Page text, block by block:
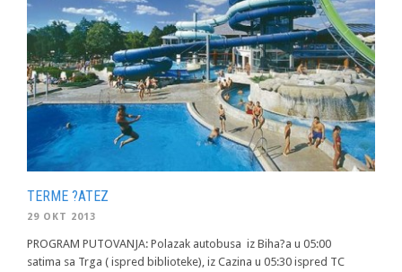
TERME ?ATEZ
29 OKT 2013
PROGRAM PUTOVANJA: Polazak autobusa iz Biha?a u 05:00
satima sa Trga ( ispred biblioteke), iz Cazina u 05:30 ispred TC